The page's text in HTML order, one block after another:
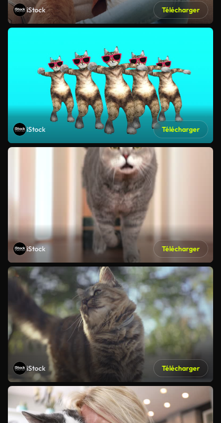
iStock Télécharger
iStock Télécharger
iStock Télécharger
iStock Télécharger